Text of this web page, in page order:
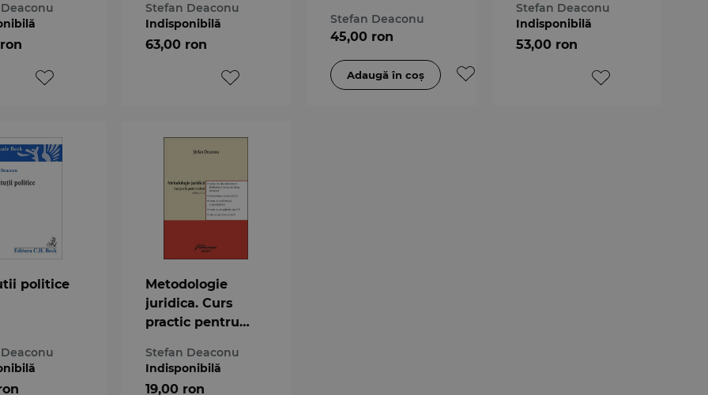
Stefan Deaconu
Indisponibilă
63,00 ron
3-a
Stefan Deaconu
45,00 ron
Stefan Deaconu
Indisponibilă
53,00 ron
politice
Metodologie
juridica. Curs
practic pentru
Stefan Deaconu
Indisponibilă
19,00 ron